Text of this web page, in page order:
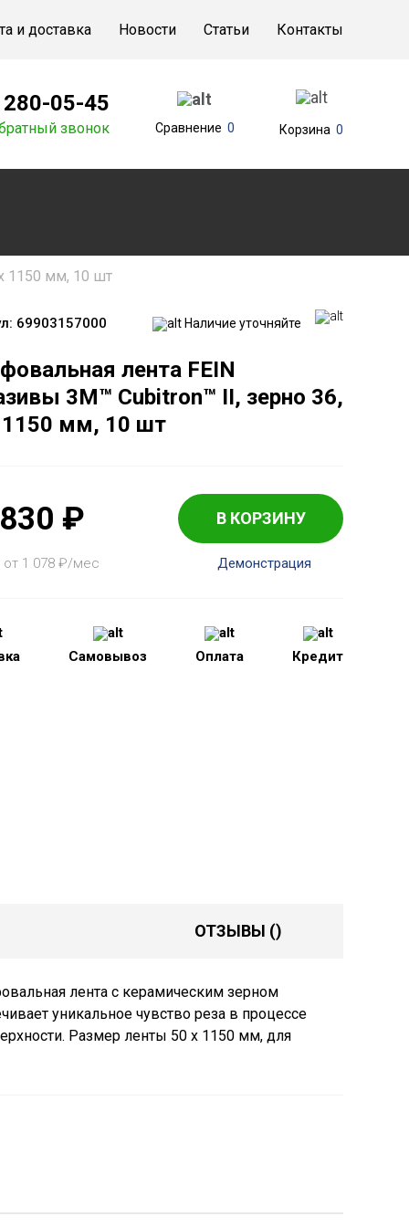
и доставка Новости Статьи Контакты
05-45
звонок Сравнение 0 Корзина 0
1150 мм, 10 шт
69903157000 Наличие уточняйте
лента FEIN
3M™ Cubitron™ II, зерно 36,
1150 мм, 10 шт
₽ В КОРЗИНУ
1 078 ₽/мес Демонстрация
Самовывоз Оплата Кредит
ОТЗЫВЫ ()
лента с керамическим зерном
уникальное чувство реза в процессе
Размер ленты 50 x 1150 мм, для